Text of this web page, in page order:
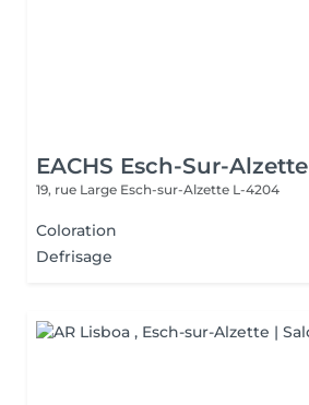
EACHS Esch-Sur-Alzette
19, rue Large Esch-sur-Alzette L-4204
Coloration
Defrisage